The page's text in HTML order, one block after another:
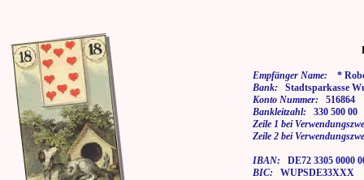
Empfänger Name: *
Bank: Stadtsparkasse
Konto Nummer: 516864
Bankleitzahl: 330 500 00
Zeile 1 bei
Zeile 2 bei
IBAN: DE72 3305 0000
BIC: WUPSDE33XXX